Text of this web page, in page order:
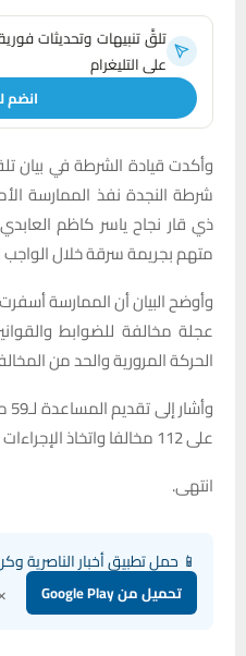
تلقَّ تنبيهات وتحديثات
على التليغرام
انضم
وأكدت قيادة الشرطة في بيان
شرطة النجدة نفذ الممارسة
ذي قار نجاح ياسر كاظم
متهم بجريمة سرقة خلال الواجب
عجلة مخالفة للضوابط
الحركة المرورية والحد من
على 112 مخالفا واتخاذ الإجراءات القانونية اللازمة بحقهم أصوليا.
انتهى.
📱 حمل تطبيق أخبار الناصرية
تحميل من Google Play